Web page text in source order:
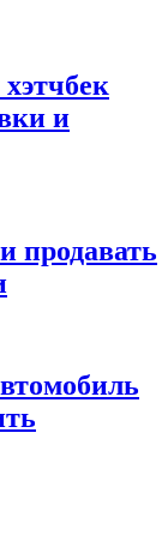
и
продавать